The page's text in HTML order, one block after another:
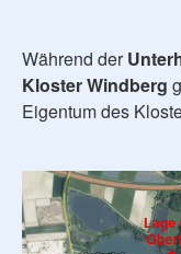
Während der
Kloster Windberg
Eigentum des